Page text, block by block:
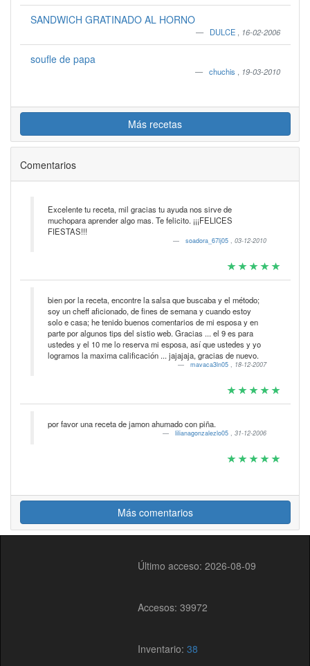
SANDWICH GRATINADO AL HORNO
DULCE 16-02-2006
soufle de papa
chuchis 19-03-2010
Más recetas
Comentarios
Excelente tu receta, mil gracias tu ayuda nos sirve de
muchopara aprender algo mas. Te felicito. ¡¡¡FELICES
FIESTAS!!!
soadora_67lj05 , 03-12-2010
bien por la receta, encontre la salsa que buscaba y el método;
soy un cheff aficionado, de fines de semana y cuando estoy
solo e casa; he tenido buenos comentarios de mi esposa y en
parte por algunos tips del sistio web. Gracias ... el 9 es para
ustedes y el 10 me lo reserva mi esposa, así que ustedes y yo
logramos la maxima calificación ... jajajaja, gracias de nuevo.
mavaca3ln05 , 18-12-2007
por favor una receta de jamon ahumado con piña.
lilianagonzalezlo05 , 31-12-2006
Más comentarios
Último acceso: 2026-08-09
Accesos: 39972
Inventario:38